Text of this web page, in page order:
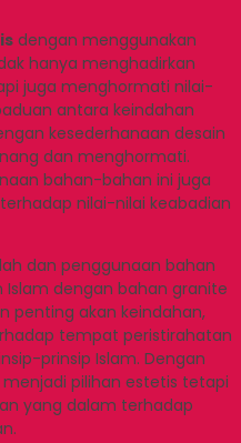
dengan menggunakan
hanya menghadirkan
juga menghormati nilai-
antara keindahan
kesederhanaan desain
dan menghormati.
bahan-bahan ini juga
nilai-nilai keabadian
dan penggunaan bahan
dengan bahan granite
penting akan keindahan,
tempat peristirahatan
prinsip Islam. Dengan
pilihan estetis tetapi
yang dalam terhadap